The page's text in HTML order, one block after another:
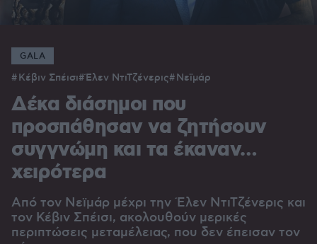
GALA
Κέβιν Σπέισι Έλεν ΝτιΤζένερις Νεϊμάρ
Δέκα διάσημοι που
προσπάθησαν να ζητήσουν
συγγνώμη και τα έκαναν…
χειρότερα
Από τον Νεϊμάρ μέχρι την Έλεν ΝτιΤζένερις και
τον Κέβιν Σπέισι, ακολουθούν μερικές
περιπτώσεις μεταμέλειας, που δεν έπεισαν τον